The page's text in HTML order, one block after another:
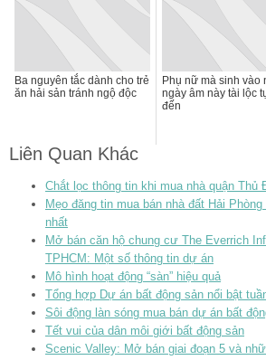
Ba nguyên tắc dành cho trẻ
ăn hải sản tránh ngộ độc
Phụ nữ mà sinh vào
ngày âm này tài lộc
đến
Liên Quan Khác
Chắt lọc thông tin khi mua nhà quận Thủ
Mẹo đăng tin mua bán nhà đất Hải
nhất
Mở bán căn hộ chung cư The Everrich
TPHCM: Một số thông tin dự án
Mô hình hoạt động “sàn” hiệu quả
Tổng hợp Dự án bất động sản nổi bật
Sôi động làn sóng mua bán dự án bất
Tết vui của dân môi giới bất động sản
Scenic Valley: Mở bán giai đoạn 5 và